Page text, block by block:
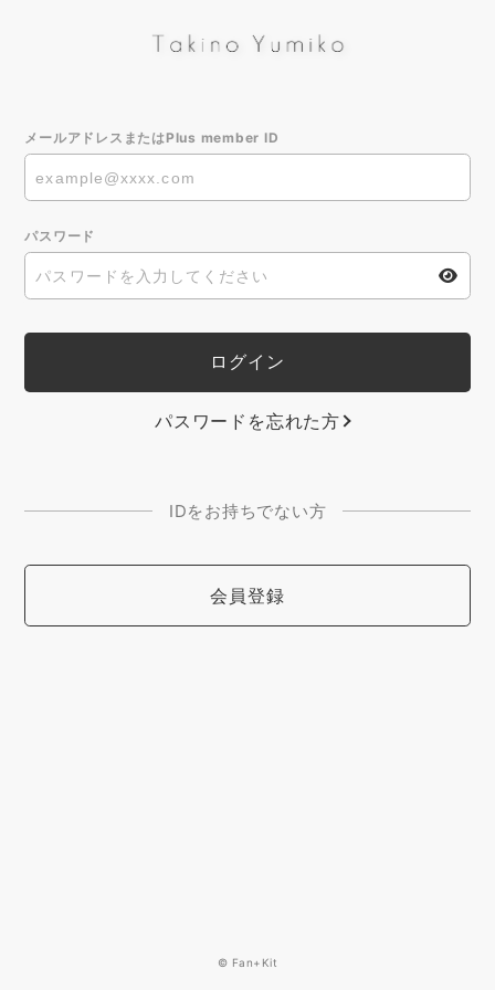
メールアドレスまたはPlus member ID
パスワード
パスワードを忘れた方
IDをお持ちでない方
会員登録
© Fan+Kit